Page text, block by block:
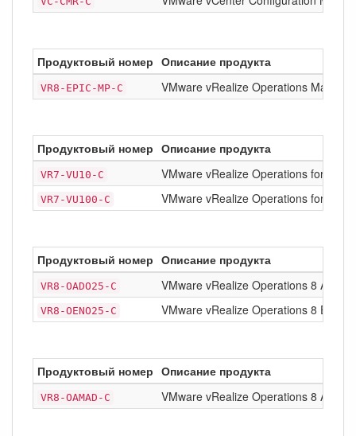
Продуктовый номер Описание продукта
VR8-EPIC-MP-C VMware vRealize Operations
Продуктовый номер Описание продукта
VR7-VU10-C VMware vRealize Operations for
VR7-VU100-C VMware vRealize Operations for
Продуктовый номер Описание продукта
VR8-OADO25-C VMware vRealize Operations 8
VR8-OENO25-C VMware vRealize Operations 8
Продуктовый номер Описание продукта
VR8-OAMAD-C VMware vRealize Operations 8